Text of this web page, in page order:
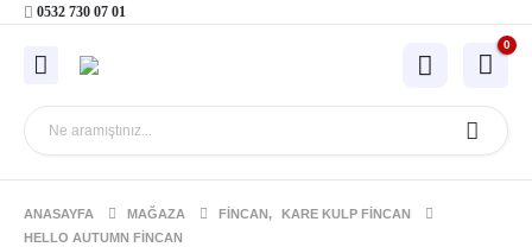
0532 730 07 01
0
ANASAYFA MAĞAZA FINCAN,
KARE KULP FINCAN
HELLO AUTUMN FINCAN